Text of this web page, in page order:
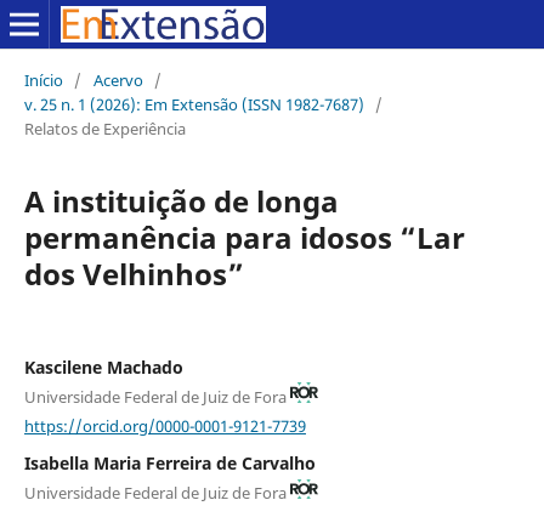
Início / Acervo /
v. 25 n. 1 (2026): Em Extensão (ISSN 1982-7687)
/
Relatos de Experiência
A instituição de longa
permanência para idosos “Lar
dos Velhinhos”
Kascilene Machado
Universidade Federal de Juiz de Fora
https://orcid.org/0000-0001-9121-7739
Isabella Maria Ferreira de Carvalho
Universidade Federal de Juiz de Fora